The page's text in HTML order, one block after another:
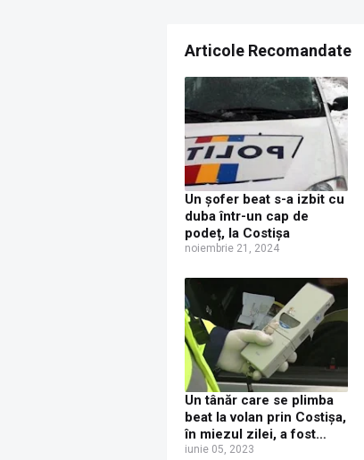
Articole Recomandate
Un șofer beat s-a izbit cu
duba într-un cap de
podeț, la Costișa
noiembrie 21, 2024
Un tânăr care se plimba
beat la volan prin Costișa,
în miezul zilei, a fost
oprit de polițiști și i s-a
iunie 05, 2023